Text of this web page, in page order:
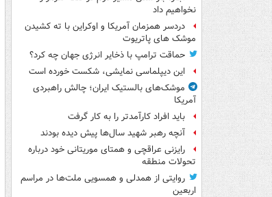
نخواهیم داد
دردسر همزمان آمریکا و اوکراین با ته کشیدن
موشک های پاتریوت
حماقت ترامپ با ذخایر انرژی جهان چه کرد؟
این دیپلماسی نمایشی، شکست خورده است
موشک‌های بالستیک ایران؛ چالش راهبردی
آمریکا
باید افراد کارآمدتر را به کار گرفت
آنچه رهبر شهید سال‌ها پیش دیده بودند
رایزنی عراقچی و همتای موریتانی خود درباره
تحولات منطقه
روایتی از همدلی و همسویی ملت‌ها در مراسم
اربعین